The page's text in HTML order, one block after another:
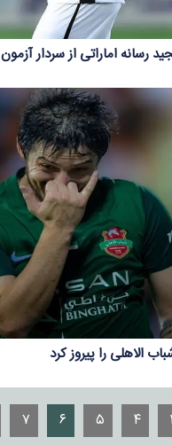
رسانه اماراتی از سردار آزمون
الاهلی را پیروز کرد
۴ ۵ ۶ ۷